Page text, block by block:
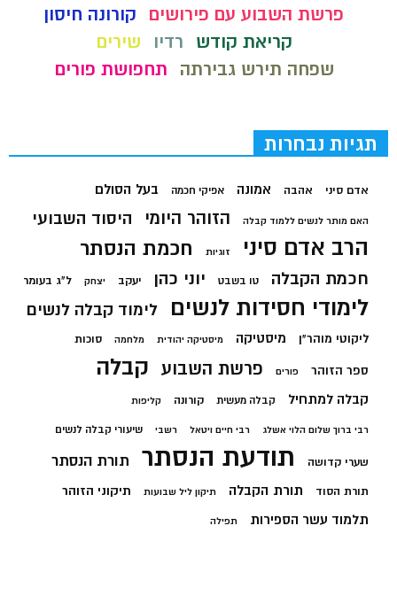
פרשת השבוע עם פירושים
קורונה חיסון
קריאת קודש
רדיו
שירים
שפחה תירש גבירתה
תחפושת פורים
תגיות נבחרות
אדם סיני אהבה אמונה אפיקי חכמה בעל הסולם
האם מותר לנשים ללמוד קבלה הזוהר היומי היסוד השבועי
הרב אדם סיני זוגיות חכמת הנסתר
חכמת הקבלה טו בשבט יוני כהן יעקב יצחק ל"ג בעומר
לימודי חסידות לנשים לימוד קבלה לנשים
ליקוטי מוהר"ן מיסטיקה מיסטיקה יהודית מלחמה סוכות
ספר הזוהר פורים פרשת השבוע קבלה
קבלה למתחיל קבלה מעשית קורונה קליפות
רבי ברוך שלום הלוי אשלג רבי חיים ויטאל רשבי שיעורי קבלה לנשים
שערי קדושה תודעת הנסתר תורת הנסתר
תורת הסוד תורת הקבלה תיקון ליל שבועות תיקוני הזוהר
תלמוד עשר הספירות תפילה